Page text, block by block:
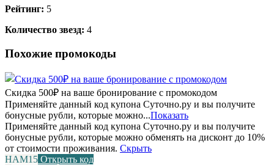
Рейтинг: 5
Количество звезд: 4
Похожие промокоды
Скидка 500₽ на ваше бронирование с промокодом
Применяйте данный код купона Суточно.ру и вы получите
бонусные рубли, которые можно...Показать
Применяйте данный код купона Суточно.ру и вы получите
бонусные рубли, которые можно обменять на дисконт до 10%
от стоимости проживания. Скрыть
НАМ15 Открыть код